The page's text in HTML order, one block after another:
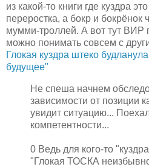
из какой-то книги где куздра
переростка, а бокр и бокрёнок
мумми-троллей. А вот тут ВИР
можно понимать совсем с
Глокая куздра штеко
будущее"
Не спеша начнем
зависимости от позиции
увидит ситуацию...
компетентности...
0 Ведь для кого-то
"Глокая ТОСКА